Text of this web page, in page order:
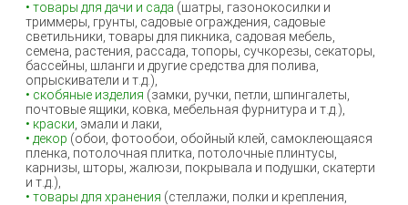
• товары для дачи и сада (шатры, газонокосилки и
триммеры, грунты, садовые ограждения, садовые
светильники, товары для пикника, садовая мебель,
семена, растения, рассада, топоры, сучкорезы, секаторы,
бассейны, шланги и другие средства для полива,
опрыскиватели и т.д.),
• скобяные изделия (замки, ручки, петли, шпингалеты,
почтовые ящики, ковка, мебельная фурнитура и т.д.),
• краски , эмали и лаки,
• декор (обои, фотообои, обойный клей, самоклеющаяся
пленка, потолочная плитка, потолочные плинтусы,
карнизы, шторы, жалюзи, покрывала и подушки, скатерти
и т.д.),
• товары для хранения (стеллажи, полки и крепления,